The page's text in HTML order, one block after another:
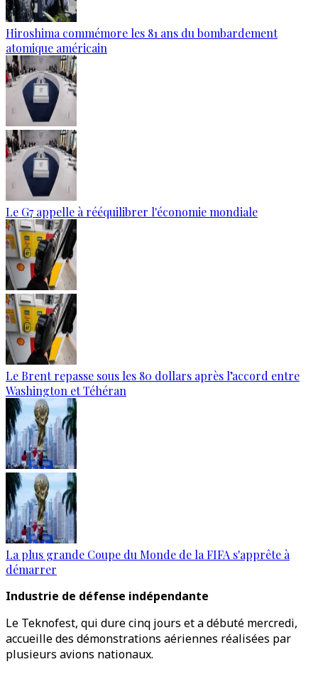
Hiroshima commémore les 81 ans du bombardement
atomique américain
Le G7 appelle à rééquilibrer l'économie mondiale
Le Brent repasse sous les 80 dollars après l’accord entre
Washington et Téhéran
La plus grande Coupe du Monde de la FIFA s'apprête à
démarrer
Industrie de défense indépendante
Le Teknofest, qui dure cinq jours et a débuté mercredi,
accueille des démonstrations aériennes réalisées par
plusieurs avions nationaux.